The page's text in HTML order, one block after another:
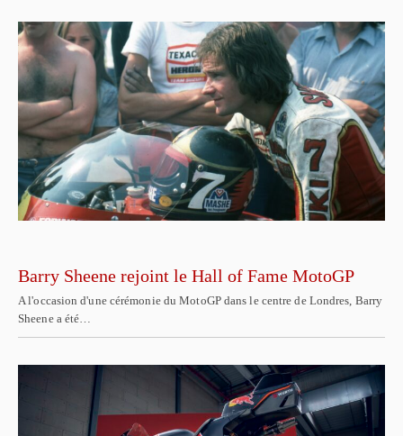
Barry Sheene rejoint le Hall of Fame MotoGP
A l'occasion d'une cérémonie du MotoGP dans le centre de Londres, Barry
Sheene a été…